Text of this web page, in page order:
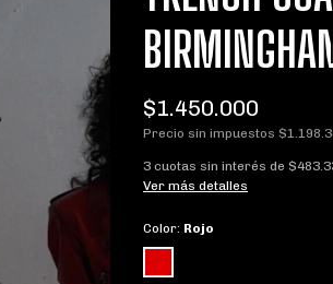
$1.450.000
Precio sin impuestos
3 cuotas sin interés de
Ver más detalles
Color: Rojo